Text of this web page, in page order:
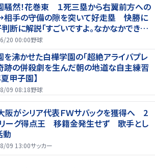
騒然！花巻東 １死三塁から右翼前方への
手の守備の隙を突いて好走塁 快勝に
断に解説「すごいですよ。なかなかできな
」
20 00:00野球
を沸かせた白樺学園の「超絶アライバプレ
奇跡の併殺劇を生んだ朝の地道な自主練習
甲子園】
09 08:18野球
大阪がシリア代表ＦＷサバックを獲得へ 2
ーグ得点王 移籍金発生せず 歌手とし
動
09 13:00サッカー